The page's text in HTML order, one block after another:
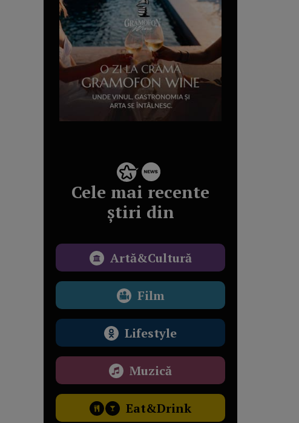
Cele mai recente
știri din
Artă&Cultură
Film
Lifestyle
Muzică
Eat&Drink